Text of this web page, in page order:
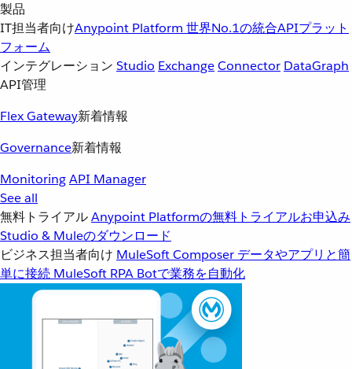
製品
IT担当者向けAnypoint Platform 世界No.1の統合APIプラット
フォーム
インテグレーション Studio ExchangeConnector DataGraph
API管理
Flex Gateway新着情報
Governance新着情報
MonitoringAPI Manager
See all
無料トライアルAnypoint Platformの無料トライアルお申込み
Studio & Muleのダウンロード
ビジネス担当者向け MuleSoft Composer データやアプリと簡
単に接続 MuleSoft RPA Botで業務を自動化